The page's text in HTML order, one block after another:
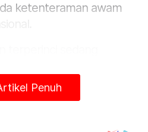
ketenteraman awam
505(b) Kanun
233 Akta
Penuh